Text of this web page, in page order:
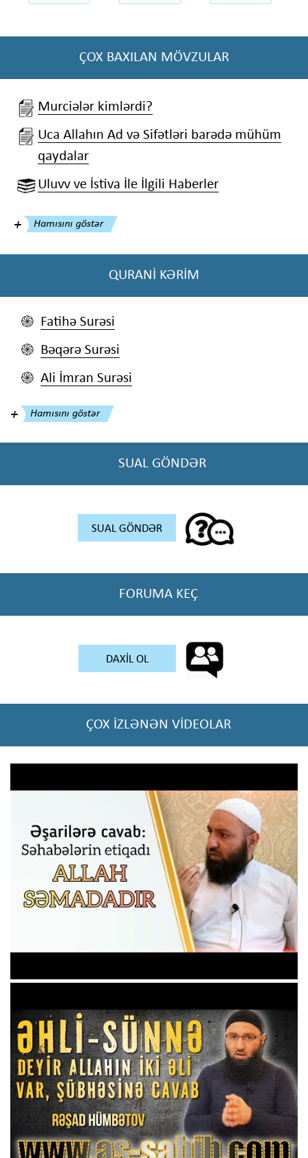
ÇOX BAXILAN MÖVZULAR
Murciələr kimlərdi?
Uca Allahın Ad və Sifətləri barədə mühüm
qaydalar
Uluvv ve İstiva İle İlgili Haberler
Hamısını göstər
QURANİ KƏRİM
֍ Fatihə Surəsi
֍ Bəqərə Surəsi
֍ Ali İmran Surəsi
Hamısını göstər
SUAL GÖNDƏR
SUAL GÖNDƏR
FORUMA KEÇ
DAXİL OL
ÇOX İZLƏNƏN VİDEOLAR